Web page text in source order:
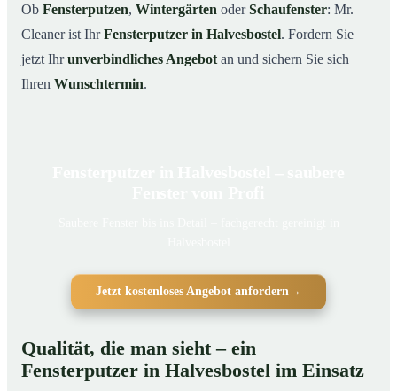
Ob Fensterputzen, Wintergärten oderSchaufenster: Mr.
Cleaner ist IhrFensterputzer in Halvesbostel. Fordern Sie
jetzt Ihrunverbindliches Angebot an und sichern Sie sich
Ihren Wunschtermin.
Jetzt kostenloses Angebot anfordern →
Qualität, die man sieht – ein
Fensterputzer in Halvesbostel im Einsatz